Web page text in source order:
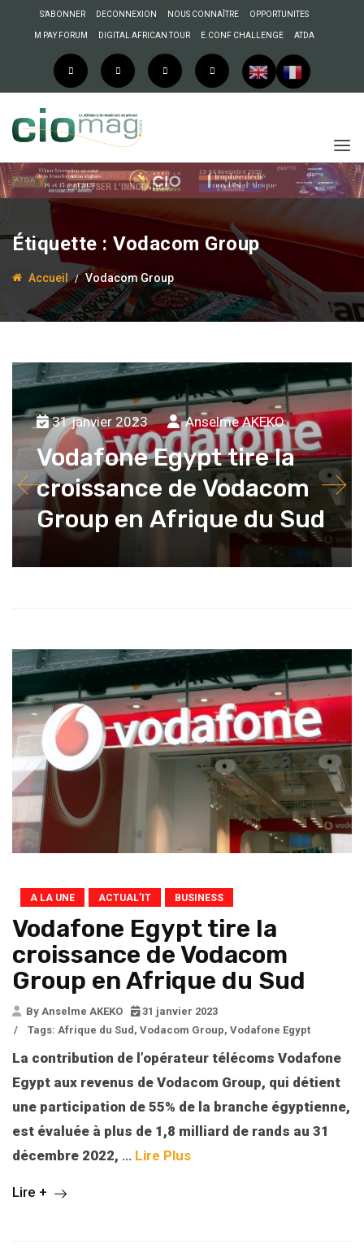
S’ABONNER DECONNEXION NOUS CONNAÎTRE OPPORTUNITES
M PAY FORUM DIGITAL AFRICAN TOUR E.CONF CHALLENGE ATDA
Étiquette : Vodacom Group
Accueil Vodacom Group
31 janvier 2023 Anselme AKEKO
Vodafone Egypt tire la
croissance de Vodacom
Group en Afrique du Sud
A LA UNE ACTUAL’IT BUSINESS
Vodafone Egypt tire la
croissance de Vodacom
Group en Afrique du Sud
By Anselme AKEKO
31 janvier 2023
/
Tags: Afrique du Sud , Vodacom Group, Vodafone Egypt
La contribution de l’opérateur télécoms Vodafone
Egypt aux revenus de Vodacom Group, qui détient
une participation de 55% de la branche égyptienne,
est évaluée à plus de 1,8 milliard de rands au 31
décembre 2022, … Lire Plus
Lire +